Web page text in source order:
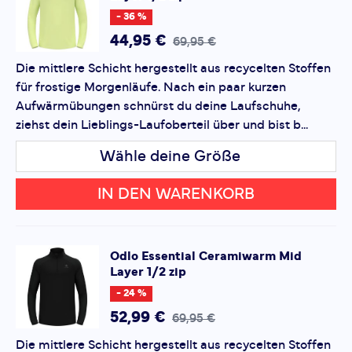
Layer Oberteil, in dem du dich den ganzen Tag lang
aktiv und wohl in deiner Haut fühlst!
Deine Bewertung:
Produktbewertung
Vorname
Vorname
Überschrift
Rezension
* Pflichtfelder
Bewertung hinzufügen
- 36 %
44,95 € 69,95 €
Die mittlere Schicht hergestellt aus recycelten Stoffen
für frostige Morgenläufe. Nach ein paar kurzen
Aufwärmübungen schnürst du deine Laufschuhe,
ziehst dein Lieblings-Laufoberteil über und bist b...
Wähle deine Größe
IN DEN WARENKORB
Odlo Essential Ceramiwarm Mid
Layer 1/2 zip
- 24 %
52,99 € 69,95 €
Die mittlere Schicht hergestellt aus recycelten Stoffen